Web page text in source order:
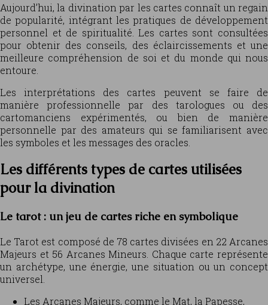
Aujourd’hui, la divination par les cartes connaît un regain
de popularité, intégrant les pratiques de développement
personnel et de spiritualité. Les cartes sont consultées
pour obtenir des conseils, des éclaircissements et une
meilleure compréhension de soi et du monde qui nous
entoure.
Les interprétations des cartes peuvent se faire de
manière professionnelle par des tarologues ou des
cartomanciens expérimentés, ou bien de manière
personnelle par des amateurs qui se familiarisent avec
les symboles et les messages des oracles.
Les différents types de cartes utilisées
pour la divination
Le tarot : un jeu de cartes riche en symbolique
Le Tarot est composé de 78 cartes divisées en 22 Arcanes
Majeurs et 56 Arcanes Mineurs. Chaque carte représente
un archétype, une énergie, une situation ou un concept
universel.
Les Arcanes Majeurs, comme le Mat, la Papesse,